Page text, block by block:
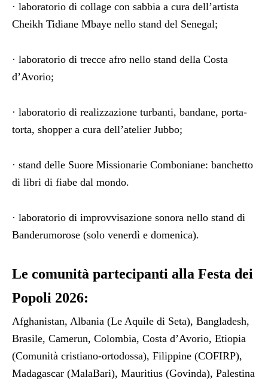
· laboratorio di collage con sabbia a cura dell’artista
Cheikh Tidiane Mbaye nello stand del Senegal;
· laboratorio di trecce afro nello stand della Costa
d’Avorio;
· laboratorio di realizzazione turbanti, bandane, porta-
torta, shopper a cura dell’atelier Jubbo;
· stand delle Suore Missionarie Comboniane: banchetto
di libri di fiabe dal mondo.
· laboratorio di improvvisazione sonora nello stand di
Banderumorose (solo venerdì e domenica).
Le comunità partecipanti alla Festa dei
Popoli 2026:
Afghanistan, Albania (Le Aquile di Seta), Bangladesh,
Brasile, Camerun, Colombia, Costa d’Avorio, Etiopia
(Comunità cristiano-ortodossa), Filippine (COFIRP),
Madagascar (MalaBari), Mauritius (Govinda), Palestina